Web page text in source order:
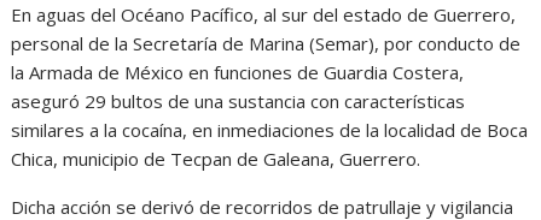
En aguas del Océano Pacífico, al sur del estado de Guerrero,
personal de la Secretaría de Marina (Semar), por conducto de
la Armada de México en funciones de Guardia Costera,
aseguró 29 bultos de una sustancia con características
similares a la cocaína, en inmediaciones de la localidad de Boca
Chica, municipio de Tecpan de Galeana, Guerrero.
Dicha acción se derivó de recorridos de patrullaje y vigilancia